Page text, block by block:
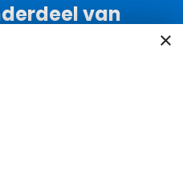
van
×